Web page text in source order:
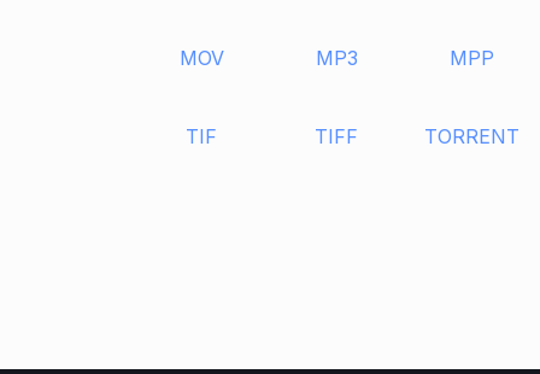
MOV MP3 MPP
TIF TIFF TORRENT